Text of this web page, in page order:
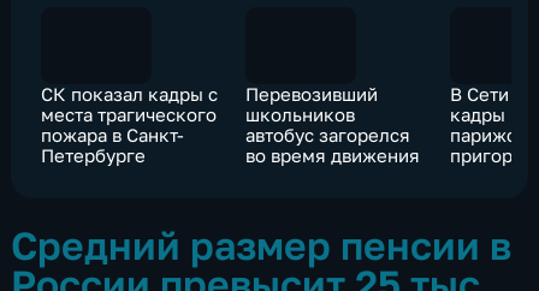
СК показал кадры с
места трагического
пожара в Санкт-
Петербурге
Перевозивший
школьников
автобус загорелся
во время движения
В Сети
кадры
Средний размер пенсии в